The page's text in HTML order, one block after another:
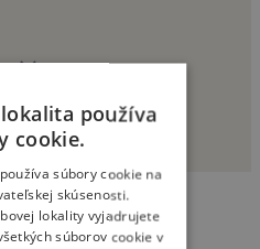
používa
cookie.
súbory cookie na
skúsenosti.
lokality vyjadrujete
súborov cookie v